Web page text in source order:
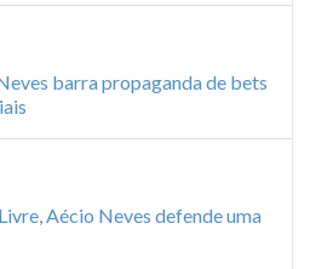
barra propaganda de bets
Aécio Neves defende uma